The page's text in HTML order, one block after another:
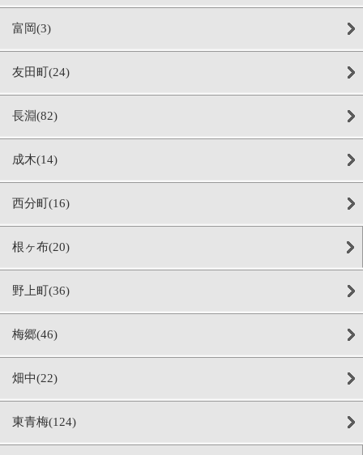
富岡(3)
友田町(24)
長淵(82)
成木(14)
西分町(16)
根ヶ布(20)
野上町(36)
梅郷(46)
畑中(22)
東青梅(124)